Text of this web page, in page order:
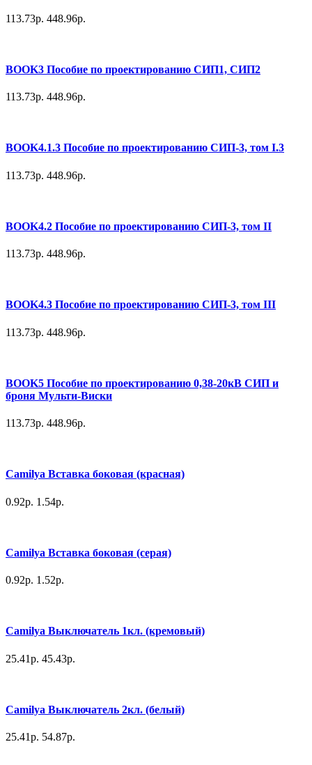
113.73р. 448.96р.
BOOK3 Пособие по проектированию СИП1, СИП2
113.73р. 448.96р.
BOOK4.1.3 Пособие по проектированию СИП-3, том I.3
113.73р. 448.96р.
BOOK4.2 Пособие по проектированию СИП-3, том II
113.73р. 448.96р.
BOOK4.3 Пособие по проектированию СИП-3, том III
113.73р. 448.96р.
BOOK5 Пособие по проектированию 0,38-20кВ СИП и
броня Мульти-Виски
113.73р. 448.96р.
Camilya Вставка боковая (красная)
0.92р. 1.54р.
Camilya Вставка боковая (серая)
0.92р. 1.52р.
Camilya Выключатель 1кл. (кремовый)
25.41р. 45.43р.
Camilya Выключатель 2кл. (белый)
25.41р. 54.87р.